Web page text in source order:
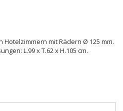
mit Rädern Ø 125 mm.
L.99 x T.62 x H.105 cm.